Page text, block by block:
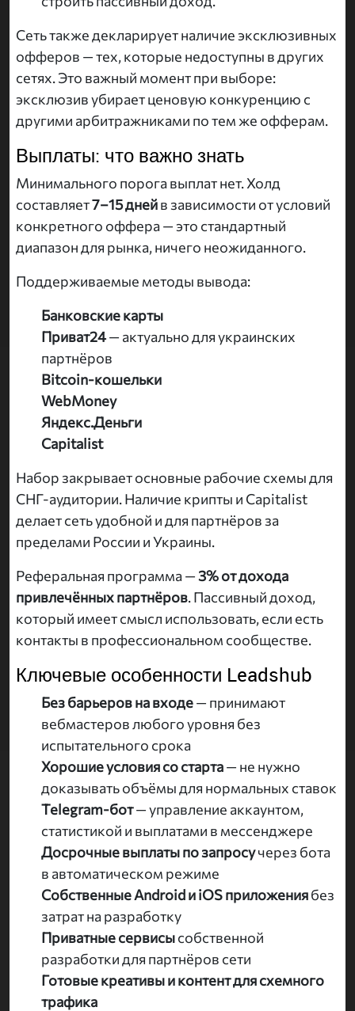
Сеть также декларирует наличие эксклюзивных
офферов — тех, которые недоступны в других
сетях. Это важный момент при выборе:
эксклюзив убирает ценовую конкуренцию с
другими арбитражниками по тем же офферам.
Выплаты: что важно знать
Минимального порога выплат нет. Холд
составляет7–15 днейв зависимости от условий
конкретного оффера — это стандартный
диапазон для рынка, ничего неожиданного.
Поддерживаемые методы вывода:
Банковские карты
Приват24— актуально для украинских
партнёров
Bitcoin-кошельки
WebMoney
Яндекс.Деньги
Capitalist
Набор закрывает основные рабочие схемы для
СНГ-аудитории. Наличие крипты и Capitalist
делает сеть удобной и для партнёров за
пределами России и Украины.
Реферальная программа —3% от дохода
привлечённых партнёров. Пассивный доход,
который имеет смысл использовать, если есть
контакты в профессиональном сообществе.
Ключевые особенности Leadshub
Без барьеров на входе— принимают
вебмастеров любого уровня без
испытательного срока
Хорошие условия со старта— не нужно
доказывать объёмы для нормальных ставок
Telegram-бот— управление аккаунтом,
статистикой и выплатами в мессенджере
Досрочные выплаты по запросучерез бота
в автоматическом режиме
Собственные Android и iOS приложениябез
затрат на разработку
Приватные сервисысобственной
разработки для партнёров сети
Готовые креативы и контент для схемного
трафика